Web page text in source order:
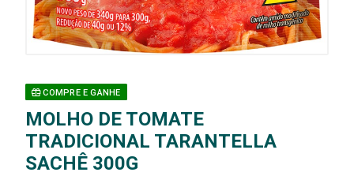
COMPRE E GANHE
MOLHO DE TOMATE
TRADICIONAL TARANTELLA
SACHÊ 300G